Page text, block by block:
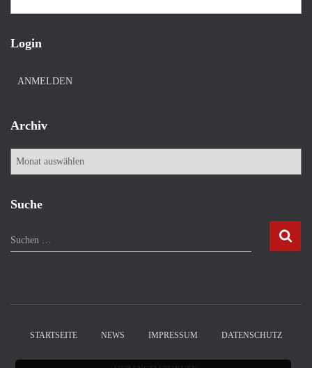
Login
ANMELDEN
Archiv
A
h
Suche
S
u
Suchen …
STARTSEITE NEWS IMPRESSUM DATENSCHUTZ